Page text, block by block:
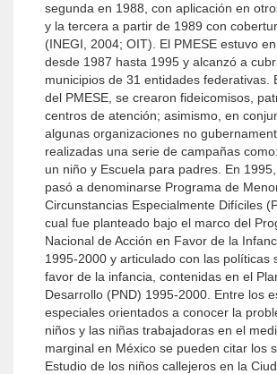
segunda en 1988, con aplicación en
y la tercera a partir de 1989 con
(INEGI, 2004; OIT). El PMESE estuvo
desde 1987 hasta 1995 y alcanzó a
municipios de 31 entidades federativas.
del PMESE, se crearon fideicomisos,
centros de atención; asimismo, en
algunas organizaciones no
realizadas una serie de campañas
un niño y Escuela para padres. En
pasó a denominarse Programa de
Circunstancias Especialmente Difíciles
cual fue planteado bajo el marco del
Nacional de Acción en Favor de la
1995-2000 y articulado con las políticas
favor de la infancia, contenidas en el
Desarrollo (PND) 1995-2000. Entre los
especiales orientados a conocer la
niños y las niñas trabajadoras en el
marginal en México se pueden citar los
Estudio de los niños callejeros en la